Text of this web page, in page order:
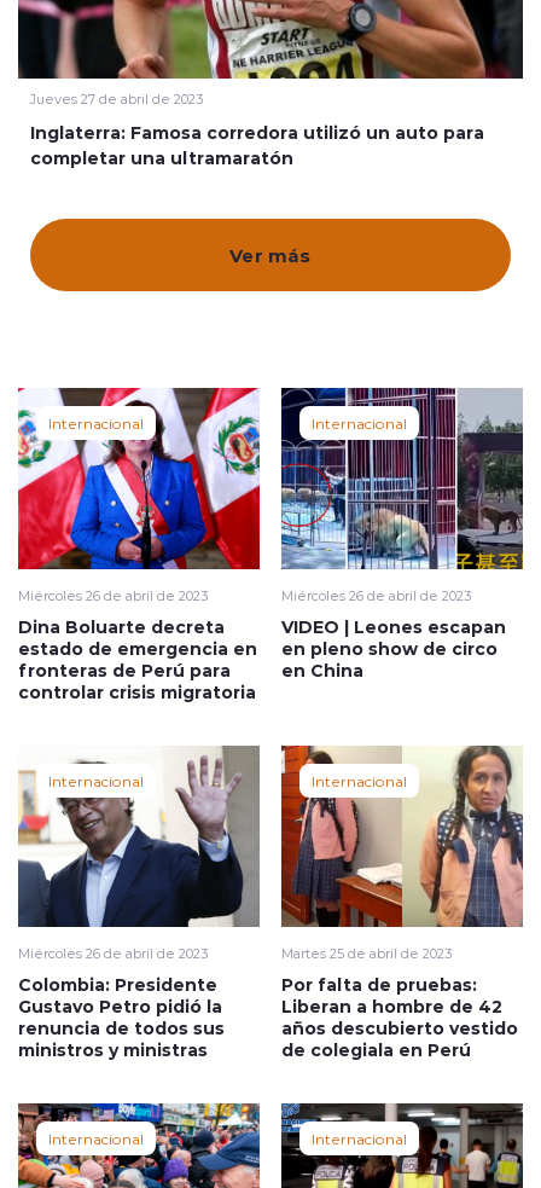
Quienes Somos
Jueves 27 de abril de 2023
Inglaterra: Famosa corredora utilizó un auto para
completar una ultramaratón
Ver más
Internacional
Miércoles 26 de abril de 2023
Dina Boluarte decreta
estado de emergencia en
fronteras de Perú para
controlar crisis migratoria
Internacional
Miércoles 26 de abril de 2023
VIDEO | Leones escapan
en pleno show de circo
en China
Internacional
Miércoles 26 de abril de 2023
Colombia: Presidente
Gustavo Petro pidió la
renuncia de todos sus
ministros y ministras
Internacional
Martes 25 de abril de 2023
Por falta de pruebas:
Liberan a hombre de 42
años descubierto vestido
de colegiala en Perú
Internacional Internacional